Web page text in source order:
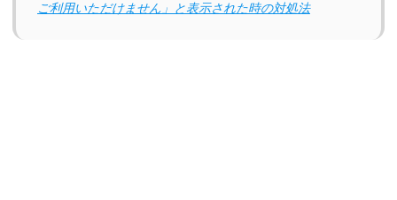
ご利用いただけません」と表示された時の対処法